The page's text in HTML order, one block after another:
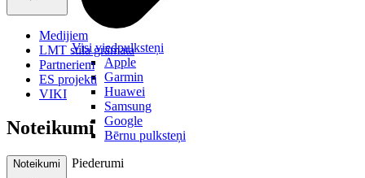
Visi viedpulksteņi
Apple
Garmin
Huawei
Samsung
Google
Bērnu pulksteņi
Piederumi
Medijiem
LMT stila grāmata
Partneriem
ES projekti
VIKI
Noteikumi
Noteikumi